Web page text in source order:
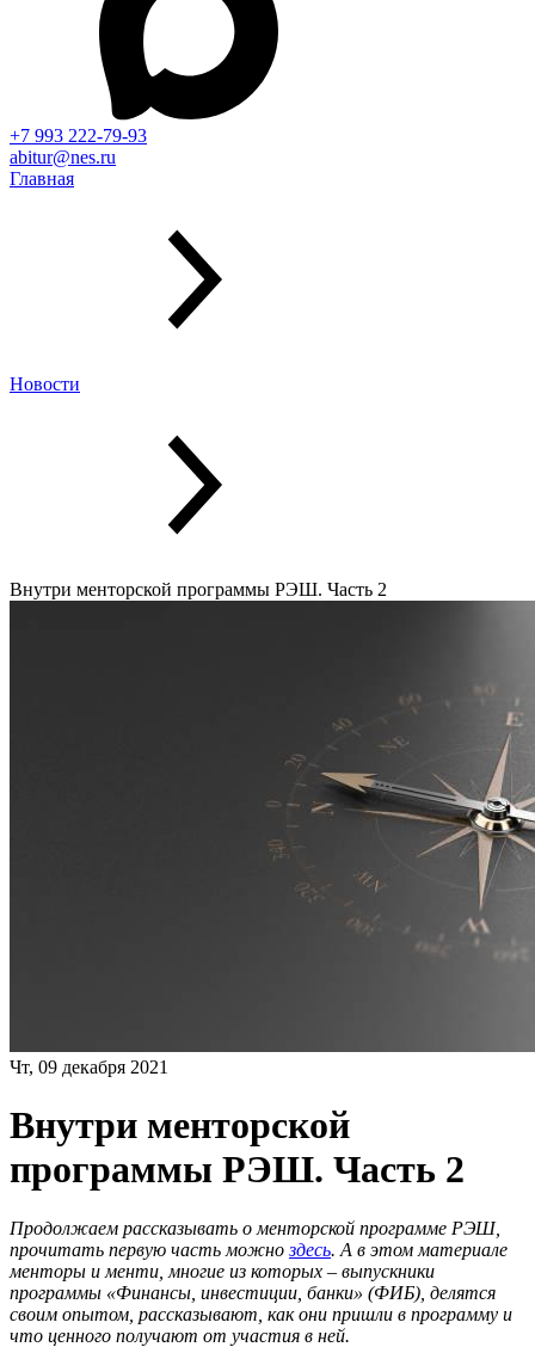
+7 993 222-79-93
abitur@nes.ru
Главная
Новости
Внутри менторской программы РЭШ. Часть 2
Чт, 09 декабря 2021
Внутри менторской
программы РЭШ. Часть 2
Продолжаем рассказывать о менторской программе РЭШ,
прочитать первую часть можноздесь. А в этом материале
менторы и менти, многие из которых – выпускники
программы «Финансы, инвестиции, банки» (ФИБ), делятся
своим опытом, рассказывают, как они пришли в программу и
что ценного получают от участия в ней.